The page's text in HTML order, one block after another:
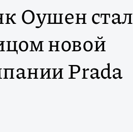
Оушен стал
новой
Prada